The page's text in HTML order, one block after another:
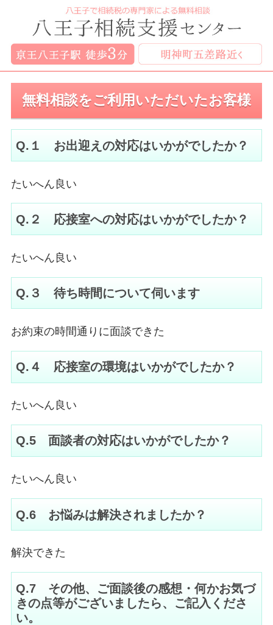
無料相談をご利用いただいたお客様
Q.１ お出迎えの対応はいかがでしたか？
たいへん良い
Q.２ 応接室への対応はいかがでしたか？
たいへん良い
Q.３ 待ち時間について伺います
お約束の時間通りに面談できた
Q.４ 応接室の環境はいかがでしたか？
たいへん良い
Q.5 面談者の対応はいかがでしたか？
たいへん良い
Q.6 お悩みは解決されましたか？
解決できた
Q.7 その他、ご面談後の感想・何かお気づ
きの点等がございましたら、ご記入くださ
い。